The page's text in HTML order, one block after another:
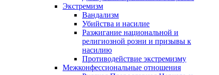
Экстремизм
Вандализм
Убийства и насилие
Разжигание национальной и
религиозной розни и призывы к
насилию
Противодействие экстремизму
Межконфессиональные отношения